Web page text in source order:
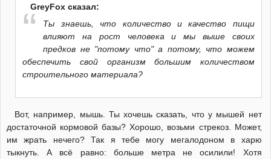
GreyFox сказал:
Ты знаешь, что количество и качество пищи
влияют на рост человека и мы выше своих
предков не "потому что" а потому, что можем
обеспечить свой организм большим количеством
строительного материала?
Вот, например, мышь. Ты хочешь сказать, что у мышей нет
достаточной кормовой базы? Хорошо, возьми стрекоз. Может,
им жрать нечего? Так я тебе могу мегалодоном в харю
тыкнуть. А всё равно: больше метра не осилили! Хотя